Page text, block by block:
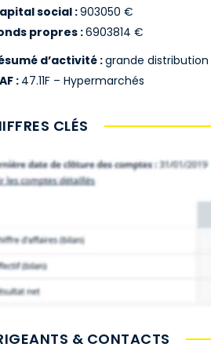
social :903050 €
propres :6903814 €
d’activité :grande distribution
:47.11F – Hypermarchés
CLÉS
& CONTACTS